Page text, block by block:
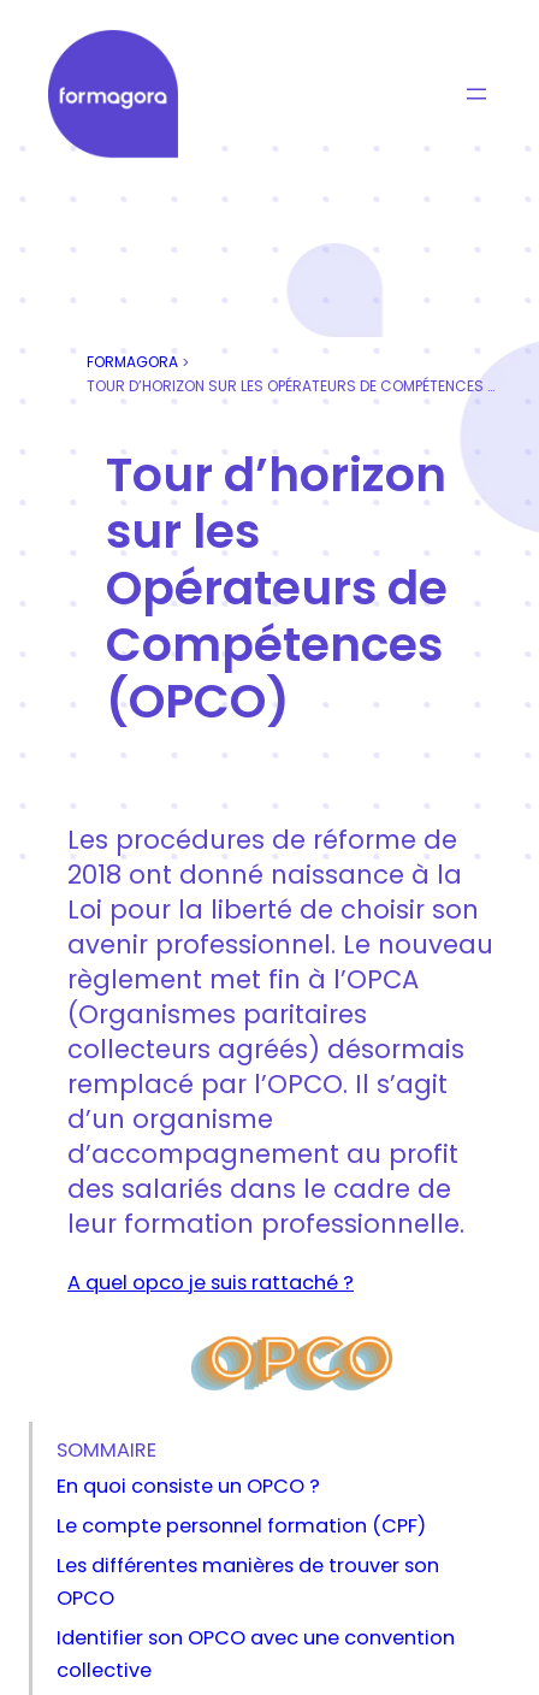
contenu
Formagora
Organisme de formation professionnelle |
FORMAGORA >
TOUR D’HORIZON SUR LES OPÉRATEURS DE COMPÉTENCES (OPCO)
Tour d’horizon
sur les
Opérateurs de
Compétences
(OPCO)
Les procédures de réforme de
2018 ont donné naissance à la
Loi pour la liberté de choisir son
avenir professionnel. Le nouveau
règlement met fin à l’OPCA
(Organismes paritaires
collecteurs agréés) désormais
remplacé par l’OPCO. Il s’agit
d’un organisme
d’accompagnement au profit
des salariés dans le cadre de
leur formation professionnelle.
A quel opco je suis rattaché ?
SOMMAIRE
En quoi consiste un OPCO ?
Le compte personnel formation (CPF)
Les différentes manières de trouver son
OPCO
Identifier son OPCO avec une convention
collective